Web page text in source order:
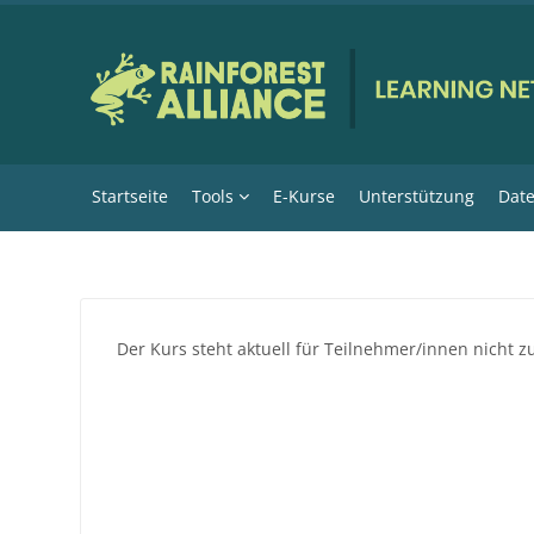
Startseite Tools E-Kurse Unterstützung
Der Kurs steht aktuell für Teilnehmer/innen nicht